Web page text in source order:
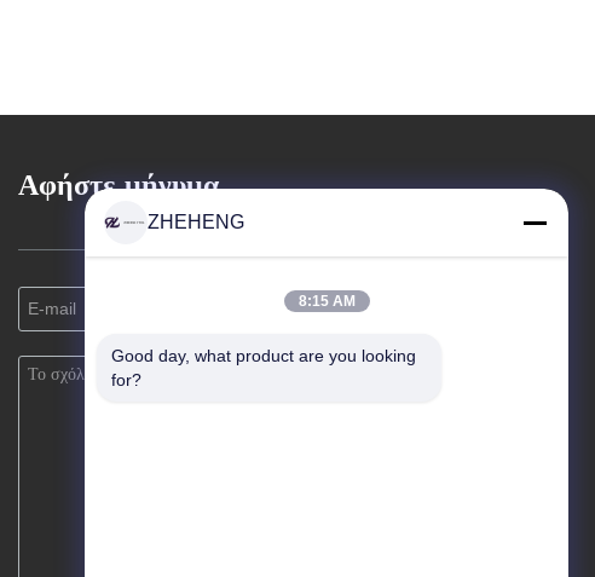
Αφήστε μήνυμα
ZHEHENG
8:15 AM
Good day, what product are you looking
for?